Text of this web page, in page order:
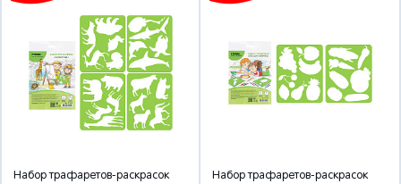
Набор трафаретов-раскрасок
Набор трафаретов-раскрасок